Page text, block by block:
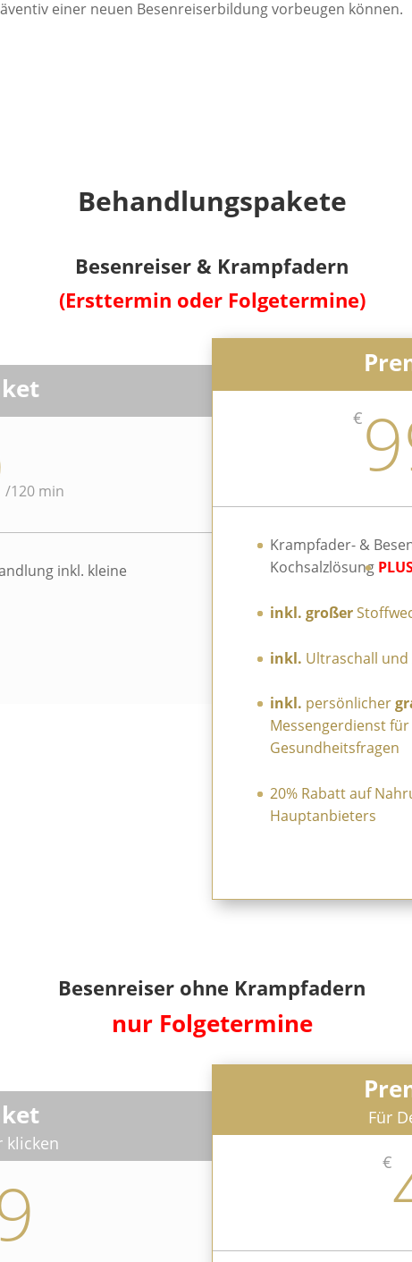
einer neuen Besenreiserbildung vorbeugen können.
Behandlungspakete
Besenreiser & Krampfadern
(Ersttermin oder Folgetermine)
/120 min
inkl. kleine
€
Krampfader- &
Kochsalzlösung
inkl. großer
inkl. Ultraschall
inkl. persönlicher
Messengerdienst
Gesundheitsfragen
20% Rabatt auf
Hauptanbieters
Besenreiser ohne Krampfadern
nur Folgetermine
klicken
Für
€